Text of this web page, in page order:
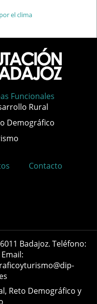
Funcionales
Rural
Demográfico
Contacto
Badajoz. Teléfono:
Reto Demográfico y